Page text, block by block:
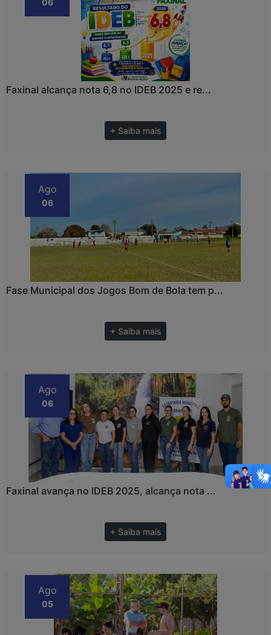
06
Faxinal alcança nota 6,8 no IDEB 2025 e re...
+ Saiba mais
Ago
06
Fase Municipal dos Jogos Bom de Bola tem p...
+ Saiba mais
Ago
06
Faxinal avança no IDEB 2025, alcança nota ...
+ Saiba mais
Ago
05